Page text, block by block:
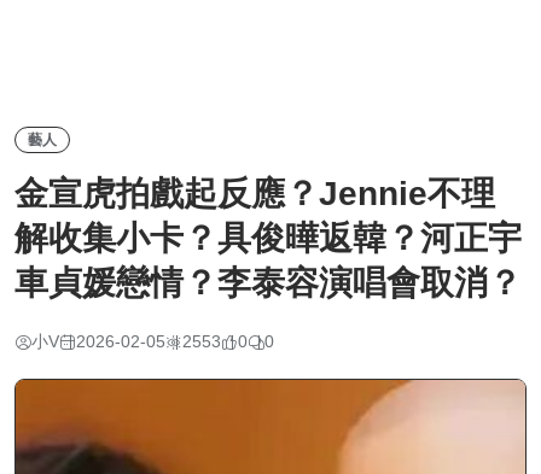
藝人
金宣虎拍戲起反應？Jennie不理
解收集小卡？具俊曄返韓？河正宇
車貞媛戀情？李泰容演唱會取消？
小V 2026-02-05 2553 0 0